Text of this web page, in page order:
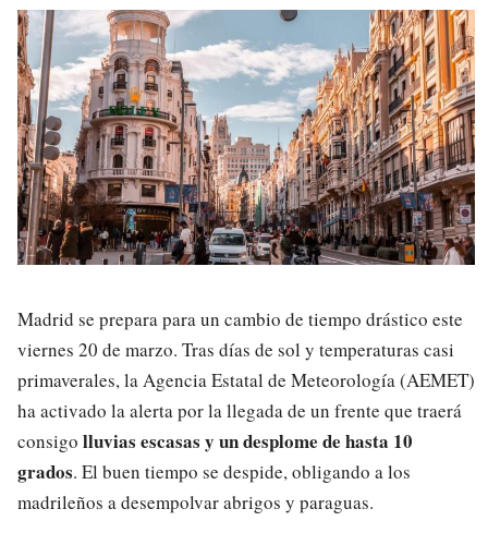
Madrid se prepara para un cambio de tiempo drástico este
viernes 20 de marzo. Tras días de sol y temperaturas casi
primaverales, la Agencia Estatal de Meteorología (AEMET)
ha activado la alerta por la llegada de un frente que traerá
consigo lluvias escasas y un desplome de hasta 10
grados. El buen tiempo se despide, obligando a los
madrileños a desempolvar abrigos y paraguas.